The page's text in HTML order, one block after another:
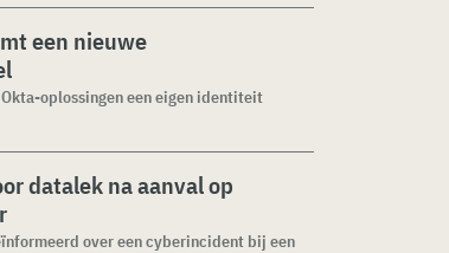
een nieuwe
oplossingen een eigen identiteit
datalek na aanval op
over een cyberincident bij een